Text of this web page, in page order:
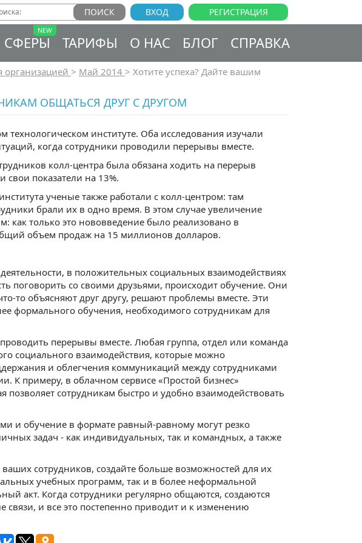
РЕГИСТРАЦИЯ
ВХОД
СФЕРЫ ТАРИФЫ О НАС БЛОГ СПРАВКА
организацией > Май 2014 > Хотите успеха? Дайте вашим
ОБЩАТЬСЯ ДРУГ С ДРУГОМ
институте. Оба исследования изучали
когда сотрудники проводили перерывы вместе.
колл-центра была обязана ходить на перерыв
свои показатели на 13%.
ученые также работали с колл-центром: там
брали их в одно время. В этом случае увеличение
как только это нововведение было реализовано в
объем продаж на 15 миллионов долларов.
в положительных социальных взаимодействиях
поговорить со своими друзьями, происходит обучение. Они
то объясняют друг другу, решают проблемы вместе. Эти
формального обучения, необходимого сотрудникам для
перерывы вместе. Любая группа, отдел или команда
социального взаимодействия, которые можно
и облегчения коммуникаций между сотрудниками
К примеру, в облачном сервисе «Простой бизнес»
позволяет сотрудникам быстро и удобно взаимодействовать
и обучение в формате равный-равному могут резко
задач - как индивидуальных, так и командных, а также
сотрудников, создайте больше возможностей для их
учебных программ, так и в более неформальной
акт. Когда сотрудники регулярно общаются, создаются
и все это постепенно приводит и к изменению